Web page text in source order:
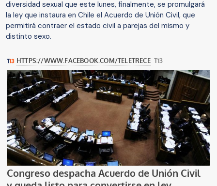
diversidad sexual que este lunes, finalmente, se promulgará
la ley que instaura en Chile el Acuerdo de Unión Civil, que
permitirá contraer el estado civil a parejas del mismo y
distinto sexo.